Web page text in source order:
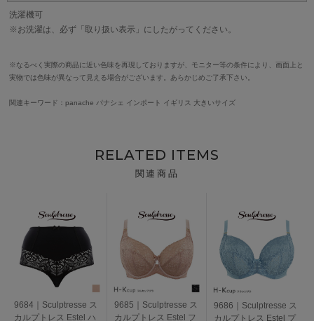
洗濯機可
※お洗濯は、必ず「取り扱い表示」にしたがってください。
※なるべく実際の商品に近い色味を再現しておりますが、モニター等の条件により、画面上と
実物では色味が異なって見える場合がございます。あらかじめご了承下さい。
関連キーワード：panache パナシェ インポート イギリス 大きいサイズ
RELATED ITEMS
関連商品
9684｜Sculptresse ス
カルプトレス Estel ハ
9685｜Sculptresse ス
カルプトレス Estel フ
9686｜Sculptresse ス
カルプトレス Estel プ